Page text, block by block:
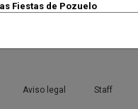
Fiestas de Pozuelo
Aviso legal Staff